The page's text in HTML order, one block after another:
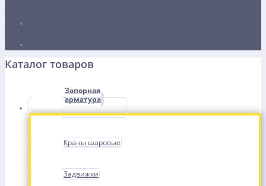
Каталог товаров
Запорная
арматура
Краны шаровые
Задвижки